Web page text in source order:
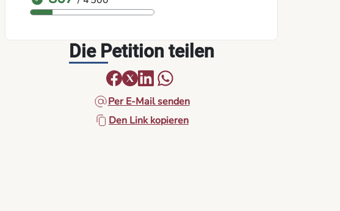
Die Petition teilen
Per E-Mail senden
Den Link kopieren